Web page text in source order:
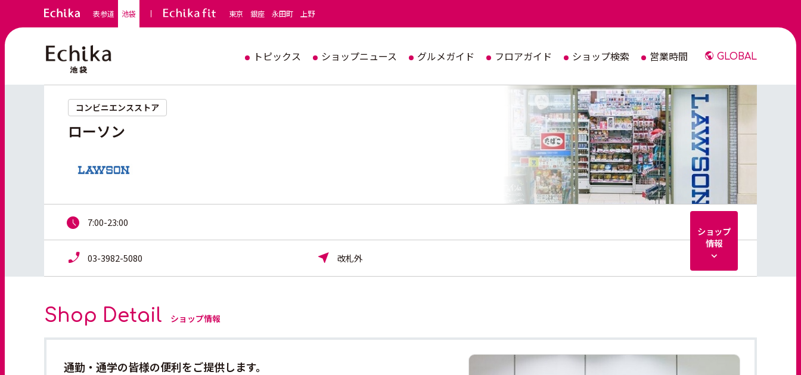
表参道 池袋 東京 銀座 永田町 上野
GLOBAL
トピックス ショップニュース グルメガイド フロアガイド ショップ検索 営業時間
コンビニエンスストア
ローソン
7:00-23:00
03-3982-5080 改札外
ショップ
情報
Shop Detail ショップ情報
通勤・通学の皆様の便利をご提供します。